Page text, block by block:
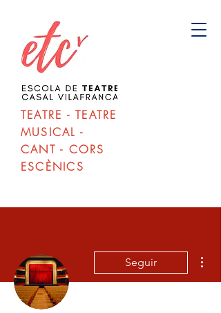
TEATRE - TEATRE
MUSICAL -
CANT - CORS
ESCÈNICS
Seguir